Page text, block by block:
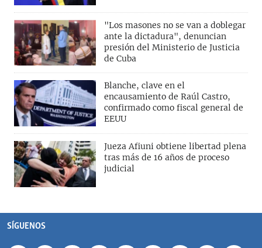
"Los masones no se van a doblegar
ante la dictadura", denuncian
presión del Ministerio de Justicia
de Cuba
Blanche, clave en el
encausamiento de Raúl Castro,
confirmado como fiscal general de
EEUU
Jueza Afiuni obtiene libertad plena
tras más de 16 años de proceso
judicial
SÍGUENOS